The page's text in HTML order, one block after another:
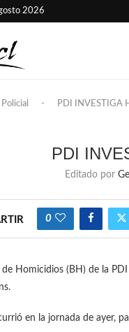
2026
Policial - PDI INVESTIGA
PDI
Editado por
0
de Homicidios (BH) de la
en la jornada de ayer,